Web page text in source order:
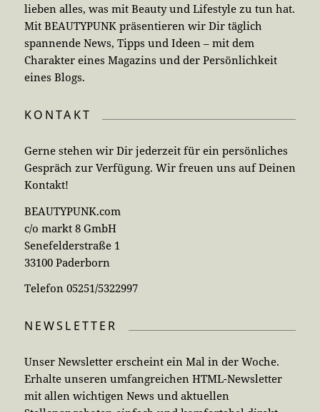
lieben alles, was mit Beauty und Lifestyle zu tun hat.
Mit BEAUTYPUNK präsentieren wir Dir täglich
spannende News, Tipps und Ideen – mit dem
Charakter eines Magazins und der Persönlichkeit
eines Blogs.
KONTAKT
Gerne stehen wir Dir jederzeit für ein persönliches
Gespräch zur Verfügung. Wir freuen uns auf Deinen
Kontakt!
BEAUTYPUNK.com
c/o markt 8 GmbH
Senefelderstraße 1
33100 Paderborn
Telefon 05251/5322997
NEWSLETTER
Unser Newsletter erscheint ein Mal in der Woche.
Erhalte unseren umfangreichen HTML-Newsletter
mit allen wichtigen News und aktuellen